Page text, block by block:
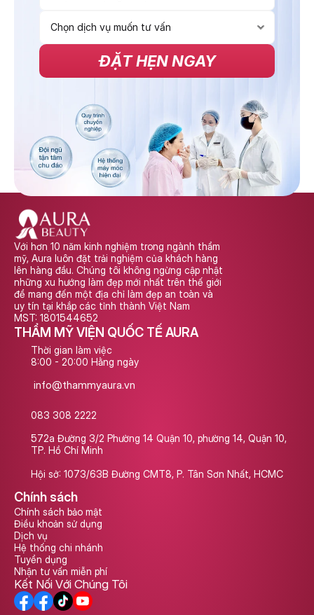
ĐẶT HẸN NGAY
Với hơn 10 năm kinh nghiệm trong ngành thẩm
mỹ, Aura luôn đặt trải nghiệm của khách hàng
lên hàng đầu. Chúng tôi không ngừng cập nhật
những xu hướng làm đẹp mới nhất trên thế giới
để mang đến một địa chỉ làm đẹp an toàn và
uy tín tại khắp các tỉnh thành Việt Nam
MST: 1801544652
THẨM MỸ VIỆN QUỐC TẾ AURA
Thời gian làm việc
8:00 - 20:00 Hằng ngày
info@thammyaura.vn
083 308 2222
572a Đường 3/2 Phường 14 Quận 10, phường 14, Quận 10,
TP. Hồ Chí Minh
Hội sở: 1073/63B Đường CMT8, P. Tân Sơn Nhất, HCMC
Chính sách
Chính sách bảo mật
Điều khoản sử dụng
Dịch vụ
Hệ thống chi nhánh
Tuyển dụng
Nhận tư vấn miễn phí
Kết Nối Với Chúng Tôi